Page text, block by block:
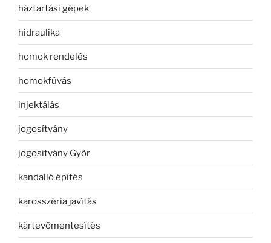
háztartási gépek
hidraulika
homok rendelés
homokfúvás
injektálás
jogosítvány
jogosítvány Győr
kandalló építés
karosszéria javítás
kártevőmentesítés